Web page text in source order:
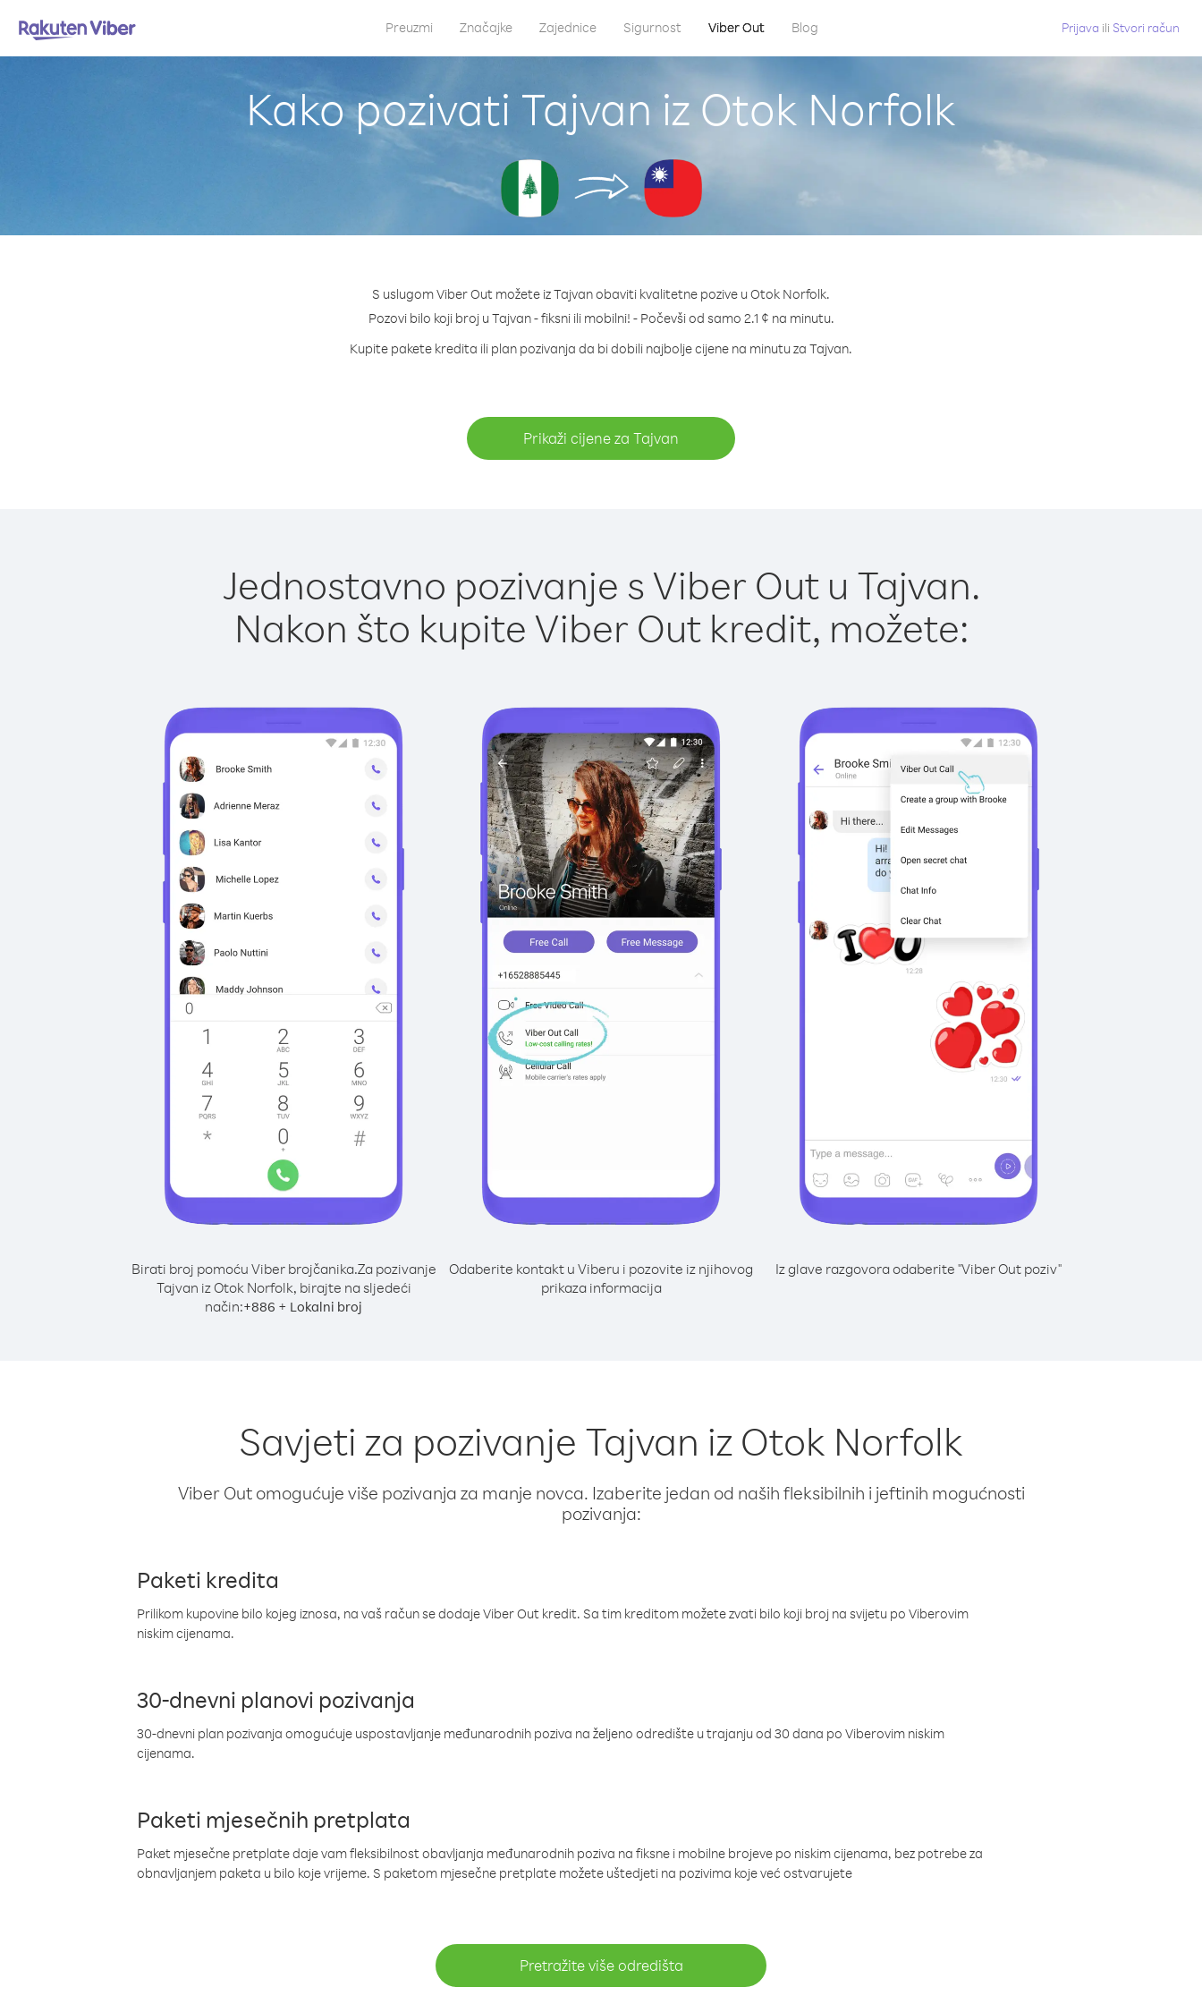
Preuzmi Značajke Zajednice Sigurnost Viber Out Blog Prijava ili Stvori račun
Kako pozivati Tajvan iz Otok Norfolk
S uslugom Viber Out možete iz Tajvan obaviti kvalitetne pozive u Otok Norfolk.
Pozovi bilo koji broj u Tajvan - fiksni ili mobilni! - Počevši od samo 2.1 ¢ na minutu.
Kupite pakete kredita ili plan pozivanja da bi dobili najbolje cijene na minutu za Tajvan.
Prikaži cijene za Tajvan
Jednostavno pozivanje s Viber Out u Tajvan.
Nakon što kupite Viber Out kredit, možete:
Birati broj pomoću Viber brojčanika.Za pozivanje
Tajvan iz Otok Norfolk, birajte na sljedeći
način:+886 + Lokalni broj
Odaberite kontakt u Viberu i pozovite iz njihovog
prikaza informacija
Iz glave razgovora odaberite "Viber Out poziv"
Savjeti za pozivanje Tajvan iz Otok Norfolk
Viber Out omogućuje više pozivanja za manje novca. Izaberite jedan od naših fleksibilnih i jeftinih mogućnosti
pozivanja:
Paketi kredita
Prilikom kupovine bilo kojeg iznosa, na vaš račun se dodaje Viber Out kredit. Sa tim kreditom možete zvati bilo koji broj na svijetu po Viberovim
niskim cijenama.
30-dnevni planovi pozivanja
30-dnevni plan pozivanja omogućuje uspostavljanje međunarodnih poziva na željeno odredište u trajanju od 30 dana po Viberovim niskim
cijenama.
Paketi mjesečnih pretplata
Paket mjesečne pretplate daje vam fleksibilnost obavljanja međunarodnih poziva na fiksne i mobilne brojeve po niskim cijenama, bez potrebe za
obnavljanjem paketa u bilo koje vrijeme. S paketom mjesečne pretplate možete uštedjeti na pozivima koje već ostvarujete
Pretražite više odredišta